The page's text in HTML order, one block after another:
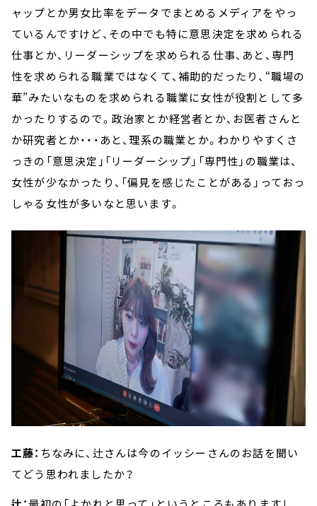
ャップとか男女比率をデータでまとめるメディアをやっ
ているんですけど、その中でも特に意思決定を求められる
仕事とか、リーダーシップを求められる仕事、あと、専門
性を求められる職業ではなくて、補助的だったり、“職場の
華”みたいなものを求められる職業に女性が役割として多
かったりするので。政治家とか経営者とか、お医者さんと
か研究者とか・・・あと、理系の職業とか。わかりやすくさ
っきの「意思決定」「リーダーシップ」「専門性」の職業は、
女性が少なかったり、「偏見を感じたことがある」っておっ
しゃる女性が多いなと思います。
工藤： ちなみに、辻さんは今のイッシーさんのお話を聞い
てどう思われましたか？